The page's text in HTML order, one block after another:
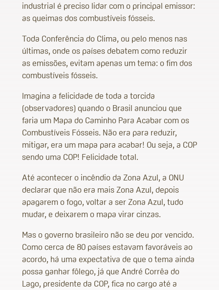
industrial é preciso lidar com o principal emissor:
as queimas dos combustíveis fósseis.
Toda Conferência do Clima, ou pelo menos nas
últimas, onde os países debatem como reduzir
as emissões, evitam apenas um tema: o fim dos
combustíveis fósseis.
Imagina a felicidade de toda a torcida
(observadores) quando o Brasil anunciou que
faria um Mapa do Caminho Para Acabar com os
Combustíveis Fósseis. Não era para reduzir,
mitigar, era um mapa para acabar! Ou seja, a COP
sendo uma COP! Felicidade total.
Até acontecer o incêndio da Zona Azul, a ONU
declarar que não era mais Zona Azul, depois
apagarem o fogo, voltar a ser Zona Azul, tudo
mudar, e deixarem o mapa virar cinzas.
Mas o governo brasileiro não se deu por vencido.
Como cerca de 80 países estavam favoráveis ao
acordo, há uma expectativa de que o tema ainda
possa ganhar fôlego, já que André Corrêa do
Lago, presidente da COP, fica no cargo até a